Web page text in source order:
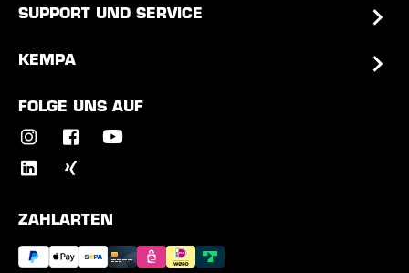
SUPPORT UND SERVICE
KEMPA
FOLGE UNS AUF
ZAHLARTEN